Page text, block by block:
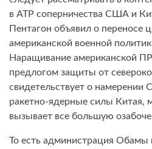
в АТР соперничества США и
Пентагон объявил о переносе
американской военной
Наращивание американской
предлогом защиты от
свидетельствует о намерении
ракетно-ядерные силы Китая,
вызывает все большую
То есть администрация Обамы